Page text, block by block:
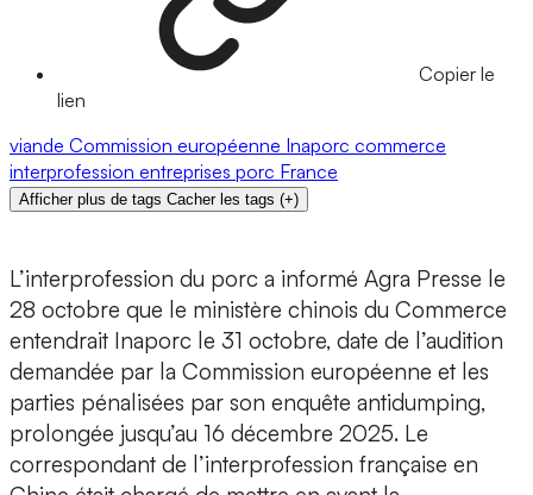
Copier le
lien
viande Commission européenne Inaporc commerce
interprofession entreprises porc France
Afficher plus de tags Cacher les tags (+)
L’interprofession du porc a informé Agra Presse le
28 octobre que le ministère chinois du Commerce
entendrait Inaporc le 31 octobre, date de l’audition
demandée par la Commission européenne et les
parties pénalisées par son enquête antidumping,
prolongée jusqu’au 16 décembre 2025. Le
correspondant de l’interprofession française en